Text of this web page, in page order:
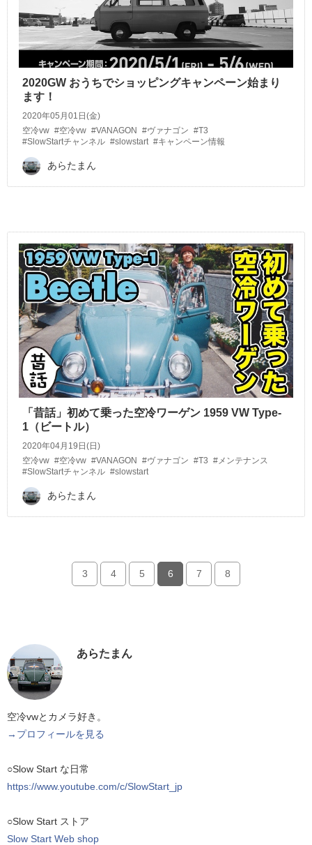
2020GW おうちでショッピングキャンペーン始まり
ます！
2020年05月01日(金)
空冷vw #空冷vw #VANAGON #ヴァナゴン #T3
#SlowStartチャンネル #slowstart #キャンペーン情報
あらたまん
「昔話」初めて乗った空冷ワーゲン 1959 VW Type-
1（ビートル）
2020年04月19日(日)
空冷vw #空冷vw #VANAGON #ヴァナゴン #T3 #メンテナンス
#SlowStartチャンネル #slowstart
あらたまん
3 4 5 6 7 8
あらたまん
空冷vwとカメラ好き。
→プロフィールを見る
○Slow Start な日常
https://www.youtube.com/c/SlowStart_jp
○Slow Start ストア
Slow Start Web shop